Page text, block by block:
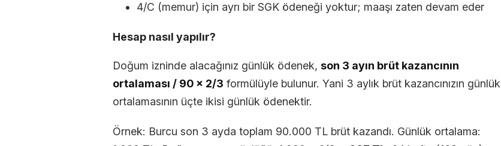
4/C (memur) için ayrı bir SGK ödeneği yoktur; maaşı zaten devam eder
Hesap nasıl yapılır?
Doğum izninde alacağınız günlük ödenek, son 3 ayın brüt kazancının
ortalaması / 90 × 2/3 formülüyle bulunur. Yani 3 aylık brüt kazancınızın günlük
ortalamasının üçte ikisi günlük ödenektir.
Örnek: Burcu son 3 ayda toplam 90.000 TL brüt kazandı. Günlük ortalama: